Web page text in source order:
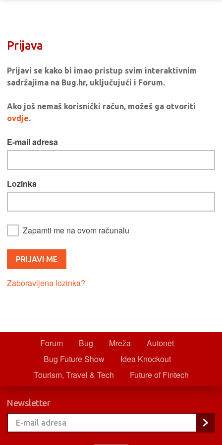
Prijava
Prijavi se kako bi imao pristup svim interaktivnim
sadržajima na Bug.hr, uključujući i Forum.
Ako još nemaš korisnički račun, možeš ga otvoriti
ovdje.
E-mail adresa
Lozinka
Zapamti me na ovom računalu
Zaboravljena lozinka?
Forum Bug Mreža
Autonet
Bug Future Show
Idea Knockout
Tourism, Travel & Tech
Future of Fintech
Newsletter